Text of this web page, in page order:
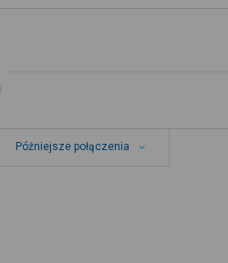
Późniejsze połączenia